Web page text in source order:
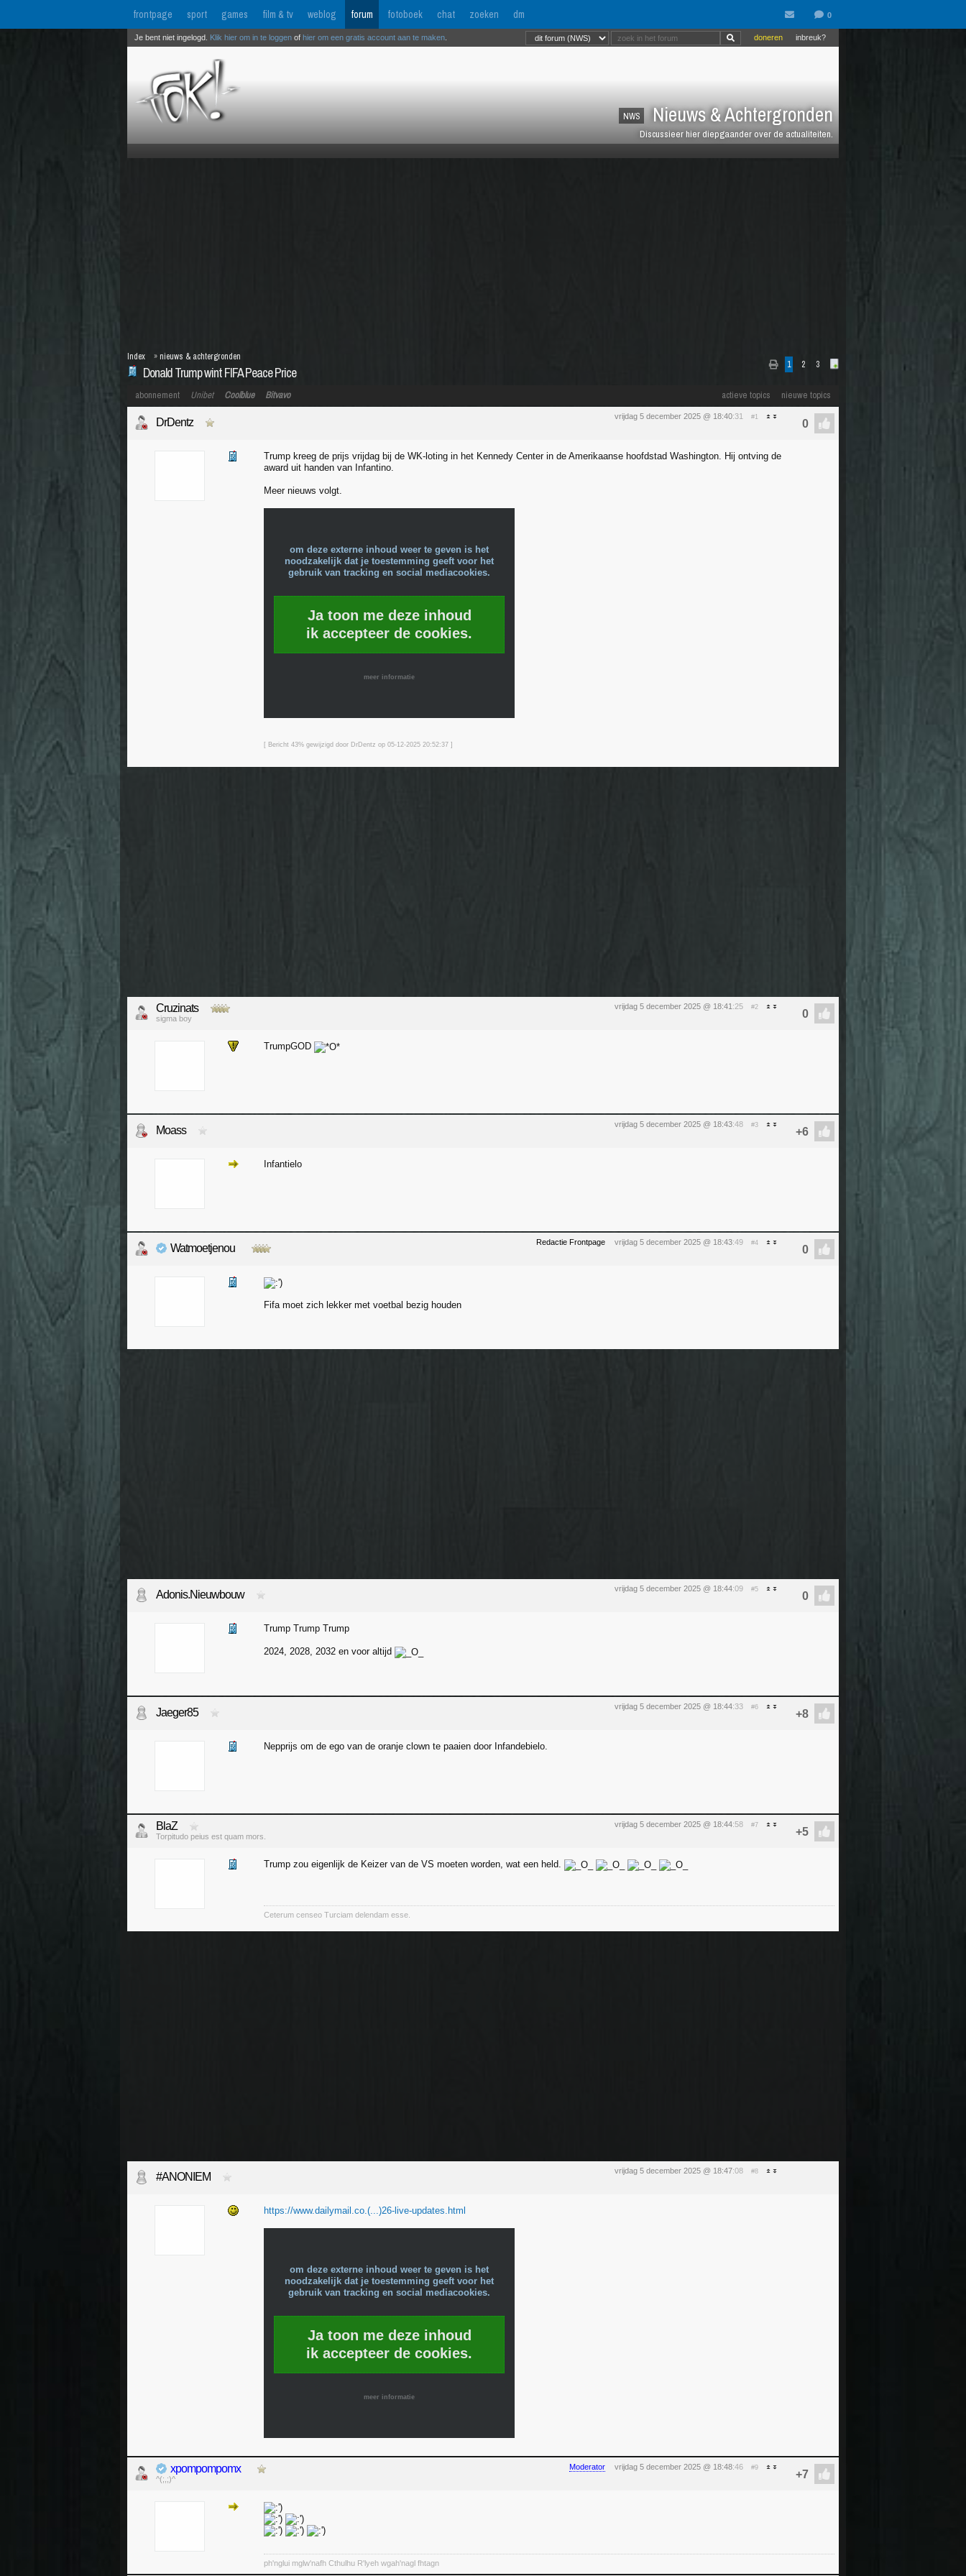
frontpage sport games film & tv weblog forum fotoboek chat zoeken dm
NWS Nieuws & Achtergronden
Discussieer hier diepgaander over de actualiteiten.
inbreuk?
doneren
Je bent niet ingelogd. Klik hier om in te loggen of hier om een gratis account aan te maken
1 2 3
Donald Trump wint FIFA Peace Price
Index » nieuws & achtergronden
actieve topics nieuwe topics
abonnement Unibet Coolblue Bitvavo
vrijdag 5 december 2025 @ 18:40:31 #1
DrDentz
Trump kreeg de prijs vrijdag bij de WK-loting in het Kennedy Center in de Amerikaanse hoofdstad Washington. Hij ontving de
award uit handen van Infantino.
Meer nieuws volgt.
om deze externe inhoud weer te geven is het
noodzakelijk dat je toestemming geeft voor het
gebruik van tracking en social mediacookies.
Ja toon me deze inhoud
ik accepteer de cookies.
meer informatie
[ Bericht 43% gewijzigd door DrDentz op 05-12-2025 20:52:37 ]
vrijdag 5 december 2025 @ 18:41 :25 #2
Cruzinats
sigma boy
TrumpGOD
vrijdag 5 december 2025 @ 18:43:48 #3
Moass
Infantielo
Redactie Frontpage vrijdag 5 december 2025 @ 18:43:49 #4
Watmoetjenou
Fifa moet zich lekker met voetbal bezig houden
vrijdag 5 december 2025 @ 18:44:09 #5
Adonis.Nieuwbouw
Trump Trump Trump
2024, 2028, 2032 en voor altijd
vrijdag 5 december 2025 @ 18:44:33 #6
Jaeger85
Nepprijs om de ego van de oranje clown te paaien door Infandebielo.
vrijdag 5 december 2025 @ 18:44:58 #7
BlaZ
Torpitudo peius est quam mors.
Trump zou eigenlijk de Keizer van de VS moeten worden, wat een held.
Ceterum censeo Turciam delendam esse.
vrijdag 5 december 2025 @ 18:47:08 #8
#ANONIEM
https://www.dailymail.co.(...)26-live-updates.html
om deze externe inhoud weer te geven is het
noodzakelijk dat je toestemming geeft voor het
gebruik van tracking en social mediacookies.
Ja toon me deze inhoud
ik accepteer de cookies.
meer informatie
Moderator vrijdag 5 december 2025 @ 18:48:46 #9
xpompompomx
^(;,;)^
ph'nglui mglw'nafh Cthulhu R'lyeh wgah'nagl fhtagn